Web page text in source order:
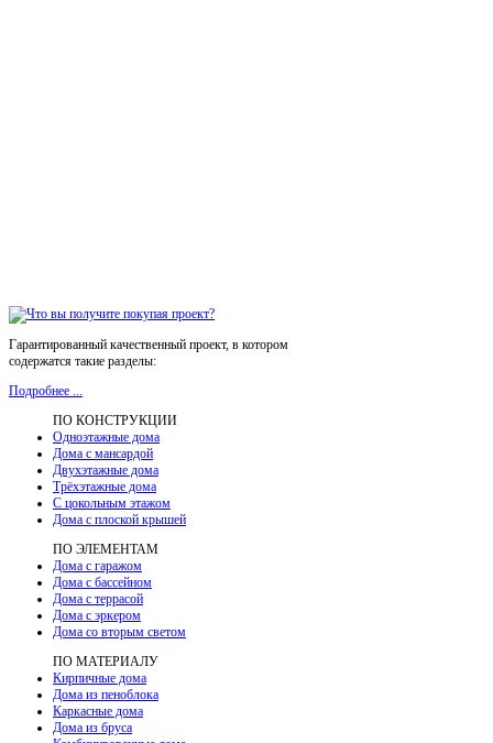
Гарантированный качественный проект, в котором
содержатся такие разделы:
Подробнее ...
ПО КОНСТРУКЦИИ
Одноэтажные дома
Дома с мансардой
Двухэтажные дома
Трёхэтажные дома
С цокольным этажом
Дома с плоской крышей
ПО ЭЛЕМЕНТАМ
Дома с гаражом
Дома с бассейном
Дома с террасой
Дома с эркером
Дома со вторым светом
ПО МАТЕРИАЛУ
Кирпичные дома
Дома из пеноблока
Каркасные дома
Дома из бруса